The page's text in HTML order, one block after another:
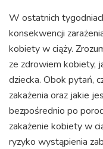
W ostatnich
konsekwencji
kobiety w ciąży.
ze zdrowiem kobiety,
dziecka. Obok pytań,
zakażenia oraz jakie
bezpośrednio po
zakażenie kobiety w
ryzyko wystąpienia